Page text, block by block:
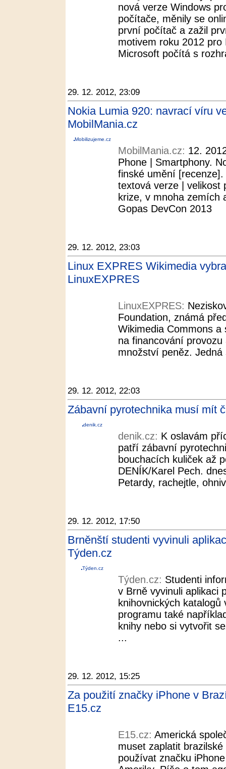
nová verze Windows
počítače, měnily se
první počítač a zažil
motivem roku 2012
Microsoft počítá s
29. 12. 2012, 23:09
Nokia Lumia 920: navrací víru
MobilMania.cz
Mobilizujeme.cz
MobilMania.cz: 12.
Phone | Smartphony.
finské umění
textová verze | velikost
krize, v mnoha zemích
Gopas DevCon 2013
29. 12. 2012, 23:03
Linux EXPRES Wikimedia
LinuxEXPRES
LinuxEXPRES:
Foundation, známá
Wikimedia Commons
na financování
množství peněz.
29. 12. 2012, 22:03
Zábavní pyrotechnika musí mít
denik.cz
denik.cz: K oslavám
patří zábavní
bouchacích kuliček až
DENÍK/Karel Pech.
Petardy, rachejtle,
29. 12. 2012, 17:50
Brněnští studenti vyvinuli
Týden.cz
Týden.cz
Týden.cz: Studenti
v Brně vyvinuli aplikaci
knihovnických
programu také
knihy nebo si vytvořit
...
29. 12. 2012, 15:25
Za použití značky iPhone v
E15.cz
E15.cz: Americká
muset zaplatit
používat značku